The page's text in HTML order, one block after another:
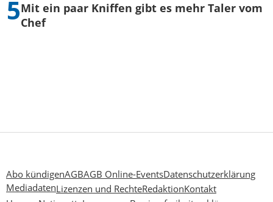
Mit ein paar Kniffen gibt es mehr Taler vom
Chef
Abo kündigenAGBAGB Online-EventsDatenschutzerklärung
MediadatenLizenzen und RechteRedaktionKontakt